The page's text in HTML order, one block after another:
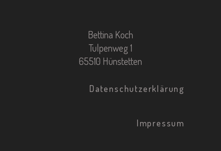
Bettina Koch
Tulpenweg 1
65510 Hünstetten
Datenschutzerklärung
Impressum